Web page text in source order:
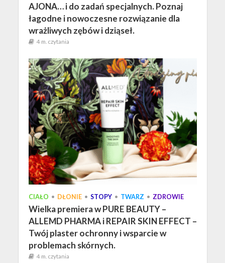
AJONA… i do zadań specjalnych. Poznaj
łagodne i nowoczesne rozwiązanie dla
wrażliwych zębów i dziąseł.
4 m. czytania
CIAŁO • DŁONIE • STOPY • TWARZ • ZDROWIE
Wielka premiera w PURE BEAUTY –
ALLEMD PHARMA i REPAIR SKIN EFFECT –
Twój plaster ochronny i wsparcie w
problemach skórnych.
4 m. czytania